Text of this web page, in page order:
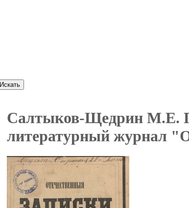
Искать
Салтыков-Щедрин М.Е.
литературный журнал